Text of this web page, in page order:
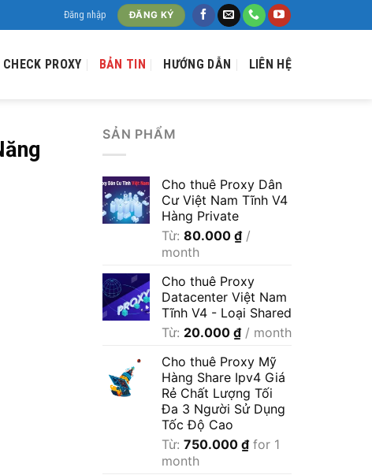
Đăng nhập ĐĂNG KÝ
CHECK PROXY BẢN TIN HƯỚNG DẪN LIÊN HỆ
SẢN PHẨM
Cho thuê Proxy Dân
Cư Việt Nam Tĩnh V4
Hàng Private
Từ: 80.000 ₫ /
month
Cho thuê Proxy
Datacenter Việt Nam
Tĩnh V4 - Loại Shared
Từ: 20.000 ₫ / month
Cho thuê Proxy Mỹ
Hàng Share Ipv4 Giá
Rẻ Chất Lượng Tối
Đa 3 Người Sử Dụng
Tốc Độ Cao
Từ: 750.000 ₫ for 1
month